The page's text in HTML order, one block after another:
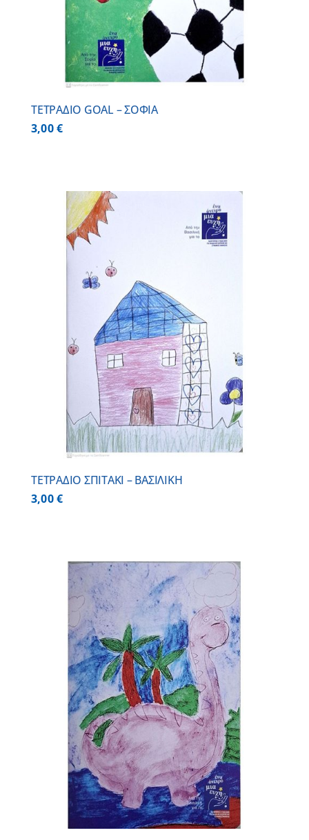
ΤΕΤΡΑΔΙΟ GOAL – ΣΟΦΙΑ
3,00€
ΤΕΤΡΑΔΙΟ ΣΠΙΤΑΚΙ – ΒΑΣΙΛΙΚΗ
3,00€